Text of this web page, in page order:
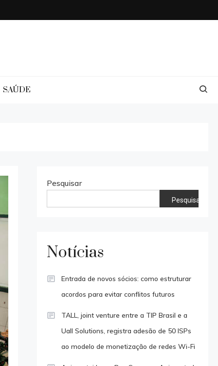
SAÚDE
Pesquisar
Pesquisar
Notícias
Entrada de novos sócios: como estruturar
acordos para evitar conflitos futuros
TALL, joint venture entre a TIP Brasil e a
Uall Solutions, registra adesão de 50 ISPs
ao modelo de monetização de redes Wi-Fi